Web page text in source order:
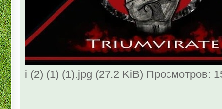
i (2) (1) (1).jpg (27.2 KiB) Просмотров: